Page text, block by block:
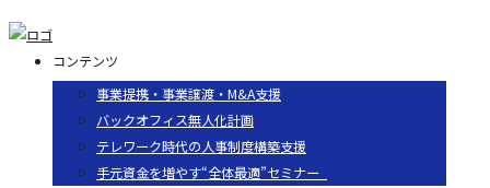
コンテンツ
事業提携・事業譲渡・M&A支援
バックオフィス無人化計画
テレワーク時代の人事制度構築支援
手元資金を増やす“全体最適”セミナー